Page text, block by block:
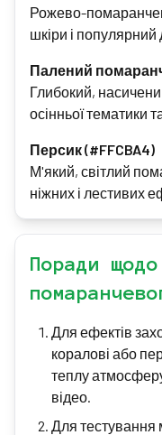
Рожево-
шкіри і популярний
Палений
Глибокий,
осінньої тематики
Персик (#FFCBA4)
М'який, світлий
ніжних і лестивих
Поради
Для ефектів
коралові або
теплу
відео.
Для тестування